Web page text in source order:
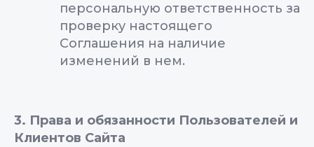
персональную ответственность за
проверку настоящего
Соглашения на наличие
изменений в нем.
3. Права и обязанности Пользователей и
Клиентов Сайта